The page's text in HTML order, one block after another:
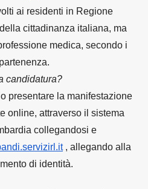
ai residenti in Regione
cittadinanza italiana, ma
medica, secondo i
candidatura?
presentare la manifestazione
online, attraverso il sistema
collegandosi e
, allegando alla
di identità.